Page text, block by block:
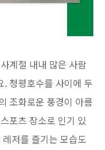
계절 내내 많은 사람
. 청평호수를 사이에 두
조화로운 풍경이 아름
포츠 장소로 인기 있
저를 즐기는 모습도